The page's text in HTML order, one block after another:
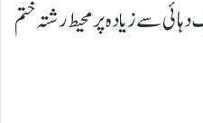
سے زیادہ پر محیط رشتہ ختم